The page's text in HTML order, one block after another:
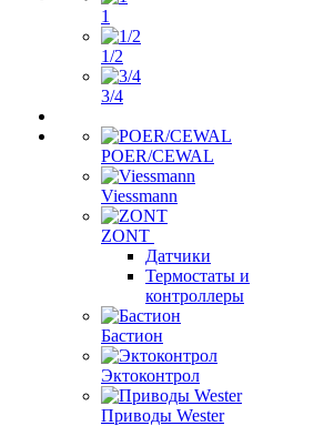
1
1/2
3/4
POER/CEWAL
Viessmann
ZONT
Датчики
Термостаты и
контроллеры
Бастион
Эктоконтрол
Приводы Wester